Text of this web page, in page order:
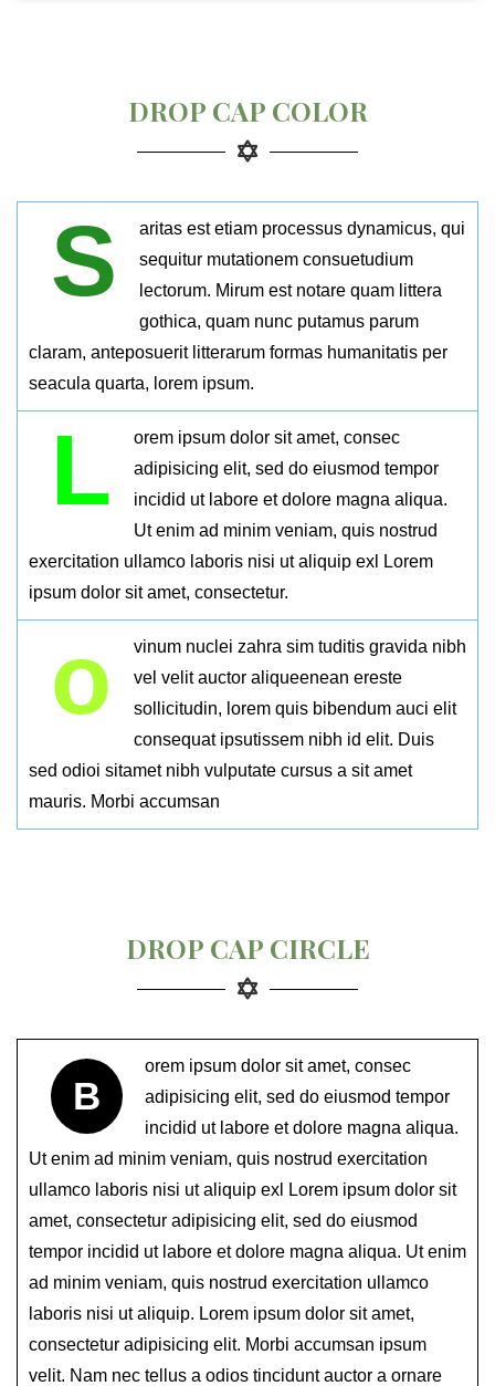
DROP CAP COLOR
S
aritas est etiam processus dynamicus, qui
sequitur mutationem consuetudium
lectorum. Mirum est notare quam littera
gothica, quam nunc putamus parum
claram, anteposuerit litterarum formas humanitatis per
seacula quarta, lorem ipsum.
L
orem ipsum dolor sit amet, consec
adipisicing elit, sed do eiusmod tempor
incidid ut labore et dolore magna aliqua.
Ut enim ad minim veniam, quis nostrud
exercitation ullamco laboris nisi ut aliquip exl Lorem
ipsum dolor sit amet, consectetur.
o
vinum nuclei zahra sim tuditis gravida nibh
vel velit auctor aliqueenean ereste
sollicitudin, lorem quis bibendum auci elit
consequat ipsutissem nibh id elit. Duis
sed odioi sitamet nibh vulputate cursus a sit amet
mauris. Morbi accumsan
DROP CAP CIRCLE
B
orem ipsum dolor sit amet, consec
adipisicing elit, sed do eiusmod tempor
incidid ut labore et dolore magna aliqua.
Ut enim ad minim veniam, quis nostrud exercitation
ullamco laboris nisi ut aliquip exl Lorem ipsum dolor sit
amet, consectetur adipisicing elit, sed do eiusmod
tempor incidid ut labore et dolore magna aliqua. Ut enim
ad minim veniam, quis nostrud exercitation ullamco
laboris nisi ut aliquip. Lorem ipsum dolor sit amet,
consectetur adipisicing elit. Morbi accumsan ipsum
velit. Nam nec tellus a odios tincidunt auctor a ornare